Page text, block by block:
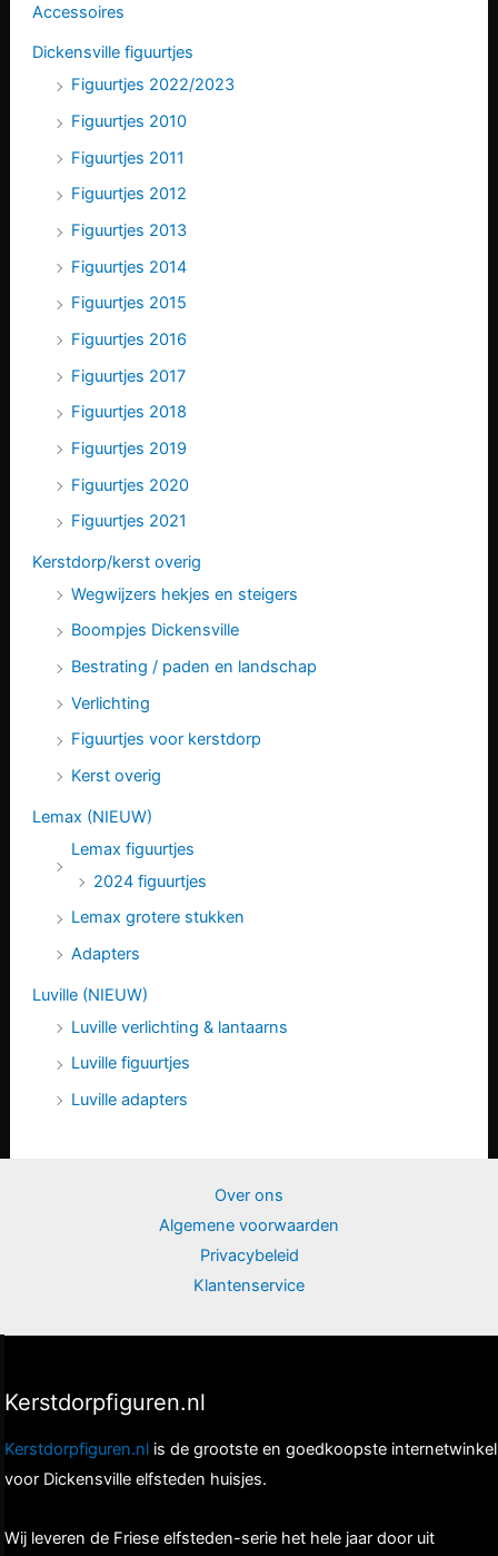
Accessoires
Dickensville figuurtjes
Figuurtjes 2022/2023
Figuurtjes 2010
Figuurtjes 2011
Figuurtjes 2012
Figuurtjes 2013
Figuurtjes 2014
Figuurtjes 2015
Figuurtjes 2016
Figuurtjes 2017
Figuurtjes 2018
Figuurtjes 2019
Figuurtjes 2020
Figuurtjes 2021
Kerstdorp/kerst overig
Wegwijzers hekjes en steigers
Boompjes Dickensville
Bestrating / paden en landschap
Verlichting
Figuurtjes voor kerstdorp
Kerst overig
Lemax (NIEUW)
Lemax figuurtjes
2024 figuurtjes
Lemax grotere stukken
Adapters
Luville (NIEUW)
Luville verlichting & lantaarns
Luville figuurtjes
Luville adapters
Over ons
Algemene voorwaarden
Privacybeleid
Klantenservice
Kerstdorpfiguren.nl
Kerstdorpfiguren.nl is de grootste en goedkoopste internetwinkel
voor Dickensville elfsteden huisjes.
Wij leveren de Friese elfsteden-serie het hele jaar door uit